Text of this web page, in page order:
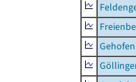
Gehofen